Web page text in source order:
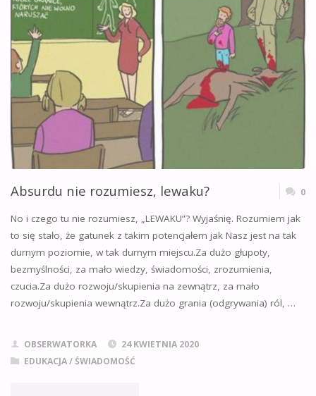
Absurdu nie rozumiesz, lewaku? 0
No i czego tu nie rozumiesz, „LEWAKU”? Wyjaśnię. Rozumiem jak
to się stało, że gatunek z takim potencjałem jak Nasz jest na tak
durnym poziomie, w tak durnym miejscu.Za dużo głupoty,
bezmyślności, za mało wiedzy, świadomości, zrozumienia,
czucia.Za dużo rozwoju/skupienia na zewnątrz, za mało
rozwoju/skupienia wewnątrz.Za dużo grania (odgrywania) ról, …
OBSERWATORKA
24 KWIETNIA 2020
EDUKACJA / ŚWIADOMOŚĆ